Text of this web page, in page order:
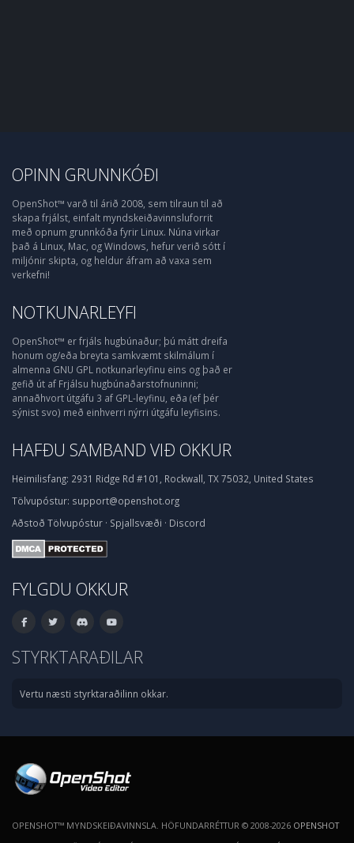
OPINN GRUNNKÓÐI
OpenShot™ varð til árið 2008, sem tilraun til að
skapa frjálst, einfalt myndskeiðavinnsluforrit
með opnum grunnkóða fyrir Linux. Núna virkar
það á Linux, Mac, og Windows, hefur verið sótt í
miljónir skipta, og heldur áfram að vaxa sem
verkefni!
NOTKUNARLEYFI
OpenShot™ er frjáls hugbúnaður; þú mátt dreifa
honum og/eða breyta samkvæmt skilmálum í
almenna GNU GPL notkunarleyfinu eins og það er
gefið út af Frjálsu hugbúnaðarstofnuninni;
annaðhvort útgáfu 3 af GPL-leyfinu, eða (ef þér
sýnist svo) með einhverri nýrri útgáfu leyfisins.
HAFÐU SAMBAND VIÐ OKKUR
Heimilisfang: 2931 Ridge Rd #101, Rockwall, TX 75032, United States
Tölvupóstur: support@openshot.org
Aðstoð Tölvupóstur · Spjallsvæði · Discord
FYLGDU OKKUR
STYRKTARAÐILAR
Vertu næsti styrktaraðilinn okkar.
OPENSHOT™ MYNDSKEIÐAVINNSLA. HÖFUNDARRÉTTUR © 2008-2026 OPENSHOT